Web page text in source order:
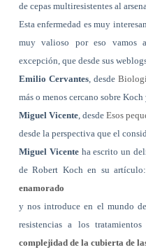
de cepas multiresistentes al
Esta enfermedad es muy
muy valioso por eso vamos
excepción, que desde sus
Emilio Cervantes, desde
más o menos cercano sobre Koch
Miguel Vicente, desde Esos
desde la perspectiva que el
Miguel Vicenteha escrito un
de Robert Koch en su
enamorado
y nos introduce en el mundo
resistencias a los
complejidad de la cubierta de